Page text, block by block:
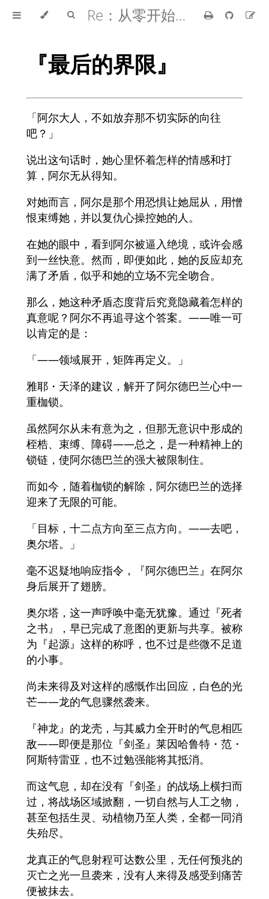
Re：从零开始的异世界生活
『最后的界限』
「阿尔大人，不如放弃那不切实际的向往
吧？」
说出这句话时，她心里怀着怎样的情感和打
算，阿尔无从得知。
对她而言，阿尔是那个用恐惧让她屈从，用憎
恨束缚她，并以复仇心操控她的人。
在她的眼中，看到阿尔被逼入绝境，或许会感
到一丝快意。然而，即便如此，她的反应却充
满了矛盾，似乎和她的立场不完全吻合。
那么，她这种矛盾态度背后究竟隐藏着怎样的
真意呢？阿尔不再追寻这个答案。——唯一可
以肯定的是：
「——领域展开，矩阵再定义。」
雅耶・天泽的建议，解开了阿尔德巴兰心中一
重枷锁。
虽然阿尔从未有意为之，但那无意识中形成的
桎梏、束缚、障碍——总之，是一种精神上的
锁链，使阿尔德巴兰的强大被限制住。
而如今，随着枷锁的解除，阿尔德巴兰的选择
迎来了无限的可能。
「目标，十二点方向至三点方向。——去吧，
奥尔塔。」
毫不迟疑地响应指令，『阿尔德巴兰』在阿尔
身后展开了翅膀。
奥尔塔，这一声呼唤中毫无犹豫。通过『死者
之书』，早已完成了意图的更新与共享。被称
为『起源』这样的称呼，也不过是些微不足道
的小事。
尚未来得及对这样的感慨作出回应，白色的光
芒——龙的气息骤然袭来。
『神龙』的龙壳，与其威力全开时的气息相匹
敌——即便是那位『剑圣』莱因哈鲁特・范・
阿斯特雷亚，也不过勉强能将其抵消。
而这气息，却在没有『剑圣』的战场上横扫而
过，将战场区域掀翻，一切自然与人工之物，
甚至包括生灵、动植物乃至人类，全都一同消
失殆尽。
龙真正的气息射程可达数公里，无任何预兆的
灭亡之光一旦袭来，没有人来得及感受到痛苦
便被抹去。